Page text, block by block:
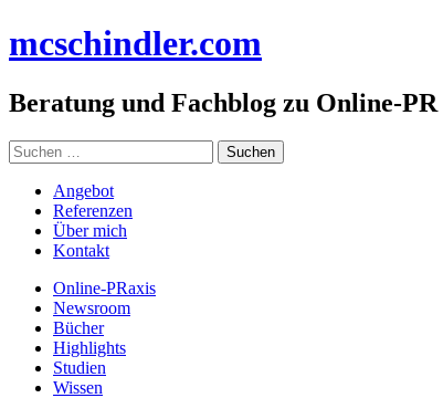
Inhalt
mcschindler.com
Beratung und Fachblog zu Online-
Suchen
nach:
Angebot
Referenzen
Über mich
Kontakt
Online-PRaxis
Newsroom
Bücher
Highlights
Studien
Wissen